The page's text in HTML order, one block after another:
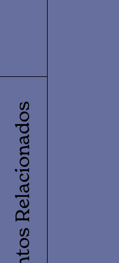
Eventos Relacionados